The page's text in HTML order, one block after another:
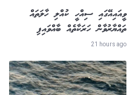
ވީއައިއޭގައި ސިއްހީ ކުއްލި ހާލަތައް
ތައްޔާރުވާން ހަރަކާތެއް ބާއްވައިފި
21 hours ago